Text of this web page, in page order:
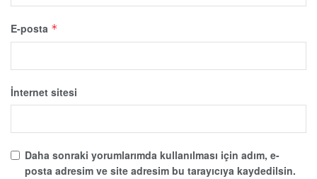
E-posta *
İnternet sitesi
Daha sonraki yorumlarımda kullanılması için adım, e-
posta adresim ve site adresim bu tarayıcıya kaydedilsin.